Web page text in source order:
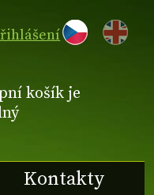
EN
košík je
Kontakty